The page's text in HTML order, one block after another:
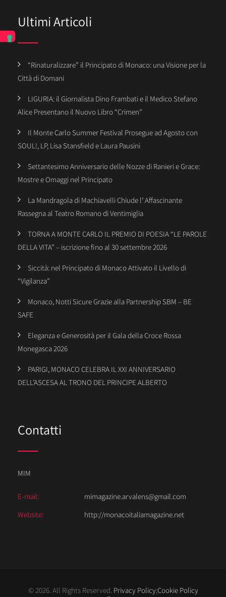
Ultimi Articoli
“Rinaturalizzare” il Principato di Monaco: una Visione per la
Città di Domani
LIGURIA: il Giornalista Dino Frambati e il Medico Stefano
Alice Presentano il Nuovo Libro “Crimen”
Il Monte Carlo Summer Festival Prosegue ad Agosto con
SOUL!, LP, Lisa Stansfield e Laura Pausini
Settantesimo Anniversario delle Nozze di Ranieri e Grace:
Mostre e Omaggi nel Principato
La Mandragola di Machiavelli Chiude l’ Affascinante
Rassegna al Teatro Romano di Ventimiglia
TORNA A MONTE CARLO IL PREMIO DI POESIA “LE PAROLE
DELLA VITA” – iscrizione fino al 30 settembre 2026
Siccità: nel Principato di Monaco Attivato il Livello di
“Vigilanza”
Monaco, Notti Sicure Grazie alla Partnership SBM – BE
SAFE
Eleganza e Generosità per il Gala della Croce Rossa
Monegasca 2026
PARIGI, MONACO CELEBRA IL XXI ANNIVERSARIO
DELL’ASCESA AL TRONO DEL PRINCIPE ALBERTO
Contatti
MIM
E-mail:
mimagazine.arvalens@gmail.com
Website:
http://monacoitaliamagazine.net
© 2026. All Rights Reserved. Privacy Policy;Cookie Policy